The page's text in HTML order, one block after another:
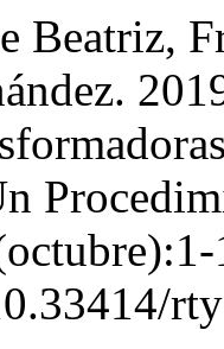
Beatriz,